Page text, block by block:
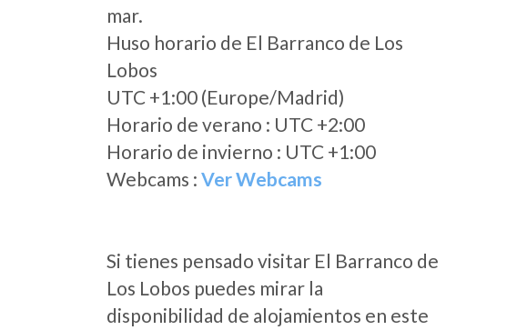
mar.
Huso horario de El Barranco de Los
Lobos
UTC +1:00 (Europe/Madrid)
Horario de verano : UTC +2:00
Horario de invierno : UTC +1:00
Webcams : Ver Webcams
Si tienes pensado visitar El Barranco de
Los Lobos puedes mirar la
disponibilidad de alojamientos en este